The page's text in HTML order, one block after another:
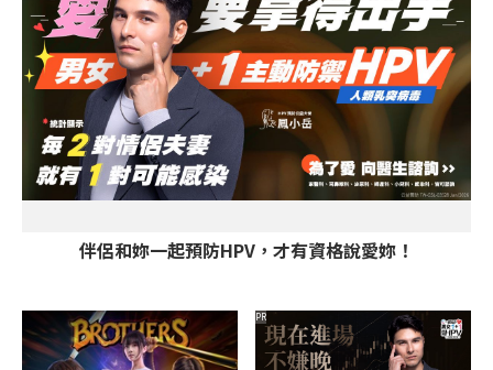
伴侶和妳一起預防HPV，才有資格說愛妳！
PR